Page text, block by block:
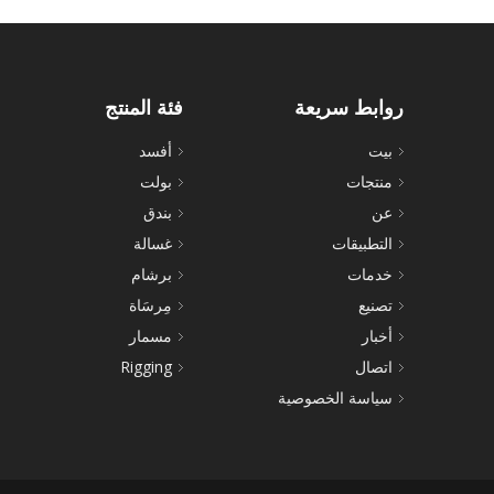
روابط سريعة
بيت
منتجات
عن
التطبيقات
خدمات
تصنيع
أخبار
اتصال
سياسة الخصوصية
فئة المنتج
أفسد
بولت
بندق
غسالة
برشام
مِرسَاة
مسمار
Rigging